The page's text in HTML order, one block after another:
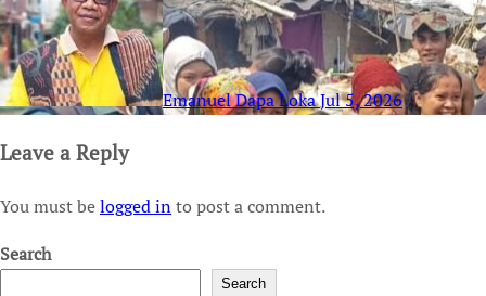
Emanuel Dapa LokaJul 5, 2026
Leave a Reply
You must belogged into post a comment.
Search
Search